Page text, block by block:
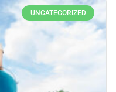
UNCATEGORIZED